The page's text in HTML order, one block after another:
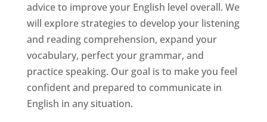
advice to improve your English level overall. We
will explore strategies to develop your listening
and reading comprehension, expand your
vocabulary, perfect your grammar, and
practice speaking. Our goal is to make you feel
confident and prepared to communicate in
English in any situation.